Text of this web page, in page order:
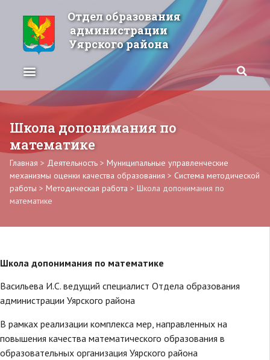
Отдел образования
администрации
Уярского района
Школа допонимания по
математике
Главная > Деятельность > Муниципальные управленческие
механизмы оценки качества образования > Система методической
работы > Методическая работа > Школа допонимания по
математике
Школа допонимания по математике
Васильева И.С. ведущий специалист Отдела образования
администрации Уярского района
В рамках реализации комплекса мер, направленных на
повышения качества математического образования в
образовательных организация Уярского района